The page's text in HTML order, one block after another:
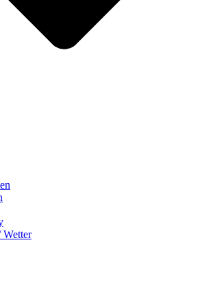
Wetter